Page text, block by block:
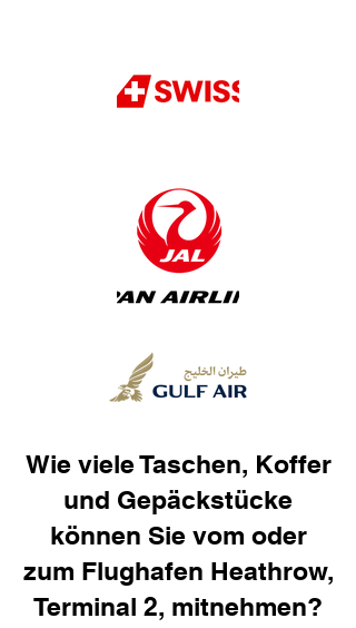
Wie viele Taschen, Koffer
und Gepäckstücke
können Sie vom oder
zum Flughafen Heathrow,
Terminal 2, mitnehmen?